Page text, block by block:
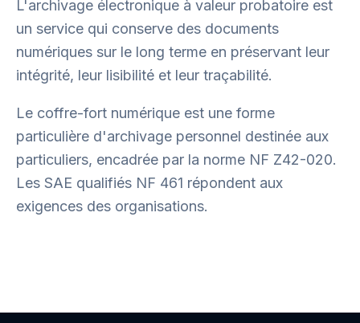
L'archivage électronique à valeur probatoire est
un service qui conserve des documents
numériques sur le long terme en préservant leur
intégrité, leur lisibilité et leur traçabilité.
Le coffre-fort numérique est une forme
particulière d'archivage personnel destinée aux
particuliers, encadrée par la norme NF Z42-020.
Les SAE qualifiés NF 461 répondent aux
exigences des organisations.